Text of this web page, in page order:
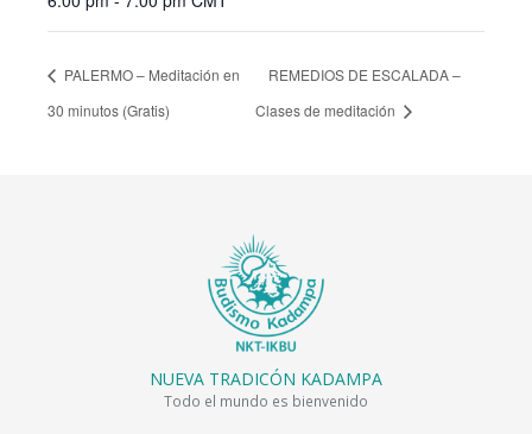
PALERMO – Meditación en
30 minutos (Gratis)
REMEDIOS DE ESCALADA –
Clases de meditación
NUEVA TRADICÓN KADAMPA
Todo el mundo es bienvenido